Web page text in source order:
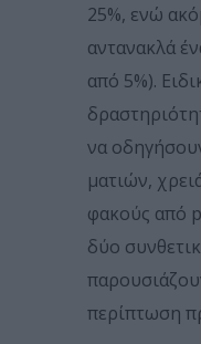
25%, ενώ
αντανακλά
από 5%).
να
ματιών,
φακούς από
δύο
περίπτωση